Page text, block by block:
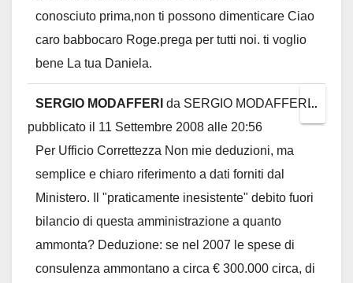
conosciuto prima,non ti possono dimenticare Ciao
caro babbocaro Roge.prega per tutti noi. ti voglio
bene La tua Daniela.
SERGIO MODAFFERI da SERGIO MODAFFERI
pubblicato il 11 Settembre 2008 alle 20:56
Per Ufficio Correttezza Non mie deduzioni, ma
semplice e chiaro riferimento a dati forniti dal
Ministero. Il "praticamente inesistente" debito fuori
bilancio di questa amministrazione a quanto
ammonta? Deduzione: se nel 2007 le spese di
consulenza ammontano a circa € 300.000 circa, di
...
this